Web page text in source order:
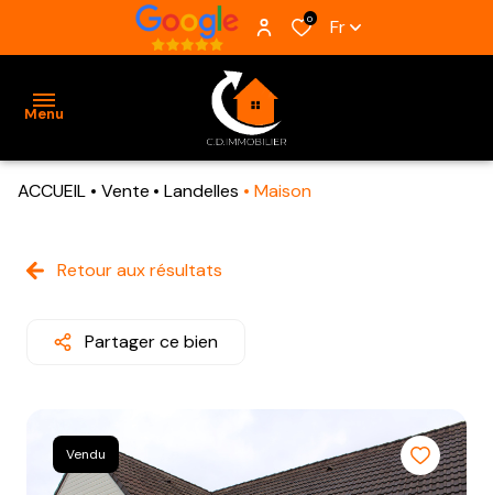
0 Fr
Menu
VENTES
VENDUS
ALERTE
E-MAIL
ACCUEIL Vente Landelles Maison
Retour aux résultats
Partager ce bien
Vendu